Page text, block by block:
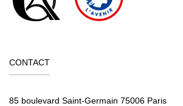
CONTACT
85 boulevard Saint-Germain 75006 Paris